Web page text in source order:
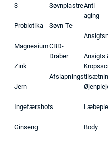
3
Probiotika
Magnesium
Zink
Jern
Ingefærshots
Ginseng
Søvnplastre
Søvn-Te
CBD-
Dråber
Anti-
aging
Ansigts
Body